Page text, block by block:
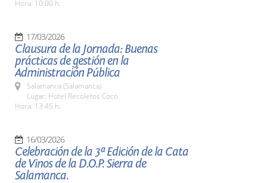
Hora: 10:00 h.
17/03/2026
Clausura de la Jornada: Buenas
prácticas de gestión en la
Administración Pública
Salamanca (Salamanca)
Lugar: Hotel Recoletos Coco
Hora: 13:45 h.
16/03/2026
Celebración de la 3ª Edición de la Cata
de Vinos de la D.O.P. Sierra de
Salamanca.